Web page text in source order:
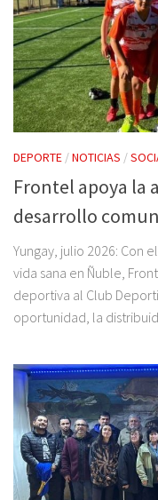
DEPORTE /NOTICIAS /
Frontel apoya la
desarrollo
Yungay, julio 2026: Con
vida sana en Ñuble,
deportiva al Club
oportunidad, la